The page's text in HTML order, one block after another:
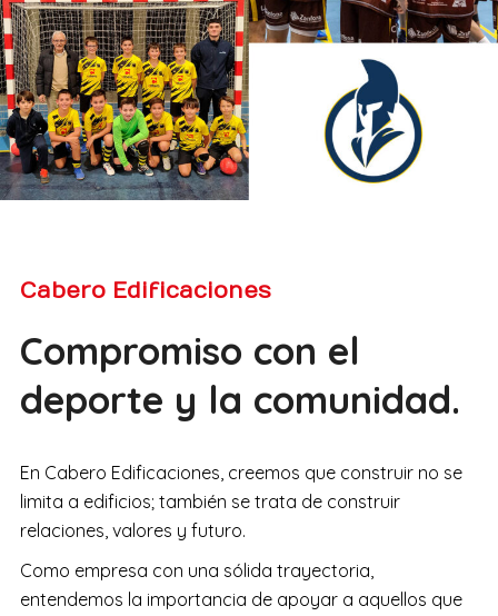
Cabero Edificaciones
Compromiso con el
deporte y la comunidad.
En Cabero Edificaciones, creemos que construir no se
limita a edificios; también se trata de construir
relaciones, valores y futuro.
Como empresa con una sólida trayectoria,
entendemos la importancia de apoyar a aquellos que